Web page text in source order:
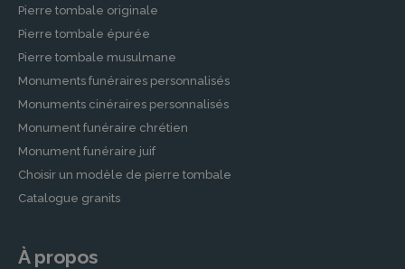
Pierre tombale originale
Pierre tombale épurée
Pierre tombale musulmane
Monuments funéraires personnalisés
Monuments cinéraires personnalisés
Monument funéraire chrétien
Monument funéraire juif
Choisir un modèle de pierre tombale
Catalogue granits
À propos